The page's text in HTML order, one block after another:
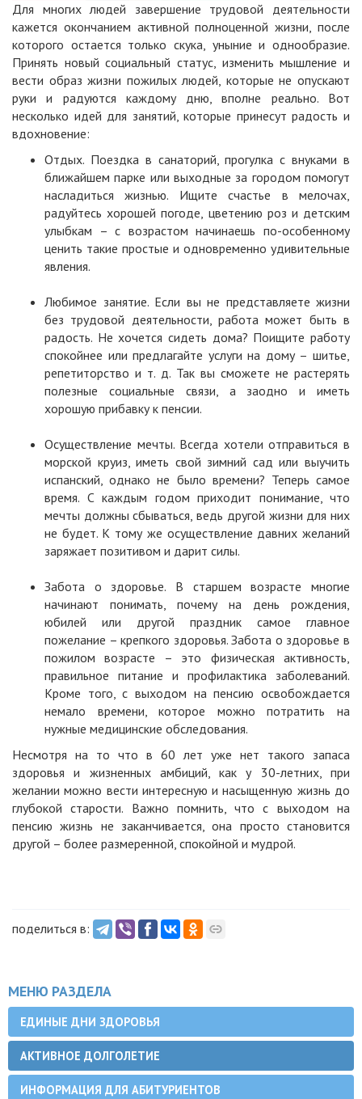
Для многих людей завершение трудовой деятельности
кажется окончанием активной полноценной жизни, после
которого остается только скука, уныние и однообразие.
Принять новый социальный статус, изменить мышление и
вести образ жизни пожилых людей, которые не опускают
руки и радуются каждому дню, вполне реально. Вот
несколько идей для занятий, которые принесут радость и
вдохновение:
Отдых. Поездка в санаторий, прогулка с внуками в
ближайшем парке или выходные за городом помогут
насладиться жизнью. Ищите счастье в мелочах,
радуйтесь хорошей погоде, цветению роз и детским
улыбкам – с возрастом начинаешь по-особенному
ценить такие простые и одновременно удивительные
явления.
Любимое занятие. Если вы не представляете жизни
без трудовой деятельности, работа может быть в
радость. Не хочется сидеть дома? Поищите работу
спокойнее или предлагайте услуги на дому – шитье,
репетиторство и т. д. Так вы сможете не растерять
полезные социальные связи, а заодно и иметь
хорошую прибавку к пенсии.
Осуществление мечты. Всегда хотели отправиться в
морской круиз, иметь свой зимний сад или выучить
испанский, однако не было времени? Теперь самое
время. С каждым годом приходит понимание, что
мечты должны сбываться, ведь другой жизни для них
не будет. К тому же осуществление давних желаний
заряжает позитивом и дарит силы.
Забота о здоровье. В старшем возрасте многие
начинают понимать, почему на день рождения,
юбилей или другой праздник самое главное
пожелание – крепкого здоровья. Забота о здоровье в
пожилом возрасте – это физическая активность,
правильное питание и профилактика заболеваний.
Кроме того, с выходом на пенсию освобождается
немало времени, которое можно потратить на
нужные медицинские обследования.
Несмотря на то что в 60 лет уже нет такого запаса
здоровья и жизненных амбиций, как у 30-летних, при
желании можно вести интересную и насыщенную жизнь до
глубокой старости. Важно помнить, что с выходом на
пенсию жизнь не заканчивается, она просто становится
другой – более размеренной, спокойной и мудрой.
поделиться в:
МЕНЮ РАЗДЕЛА
ЕДИНЫЕ ДНИ ЗДОРОВЬЯ
АКТИВНОЕ ДОЛГОЛЕТИЕ
ИНФОРМАЦИЯ ДЛЯ АБИТУРИЕНТОВ